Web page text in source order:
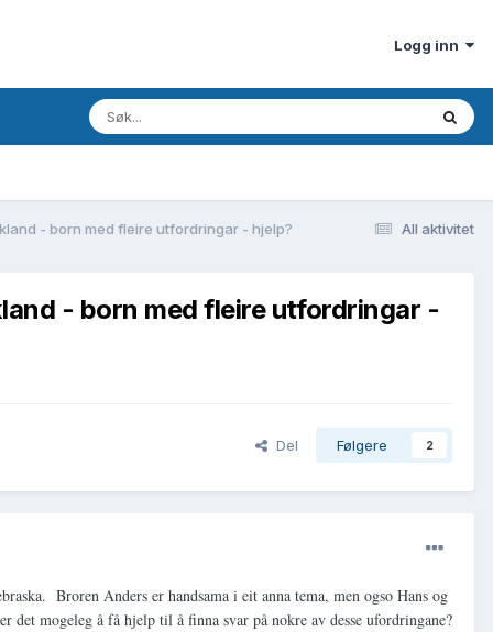
Logg inn
All aktivitet
- born med fleire utfordringar - hjelp?
- born med fleire utfordringar -
Del Følgere 2
Broren Anders er handsama i eit anna tema, men ogso Hans og
mogeleg å få hjelp til å finna svar på nokre av desse ufordringane?